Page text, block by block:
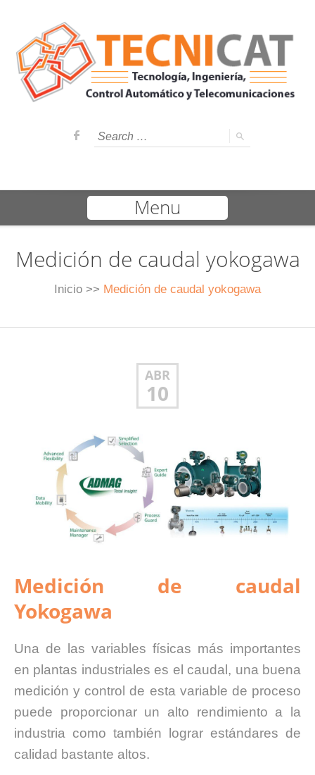
Menu
Medición de caudal yokogawa
Inicio >> Medición de caudal yokogawa
ABR
10
Medición de caudal
Yokogawa
Una de las variables físicas más importantes
en plantas industriales es el caudal, una buena
medición y control de esta variable de proceso
puede proporcionar un alto rendimiento a la
industria como también lograr estándares de
calidad bastante altos.